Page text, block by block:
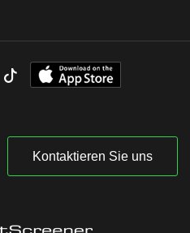
Kontaktieren Sie uns